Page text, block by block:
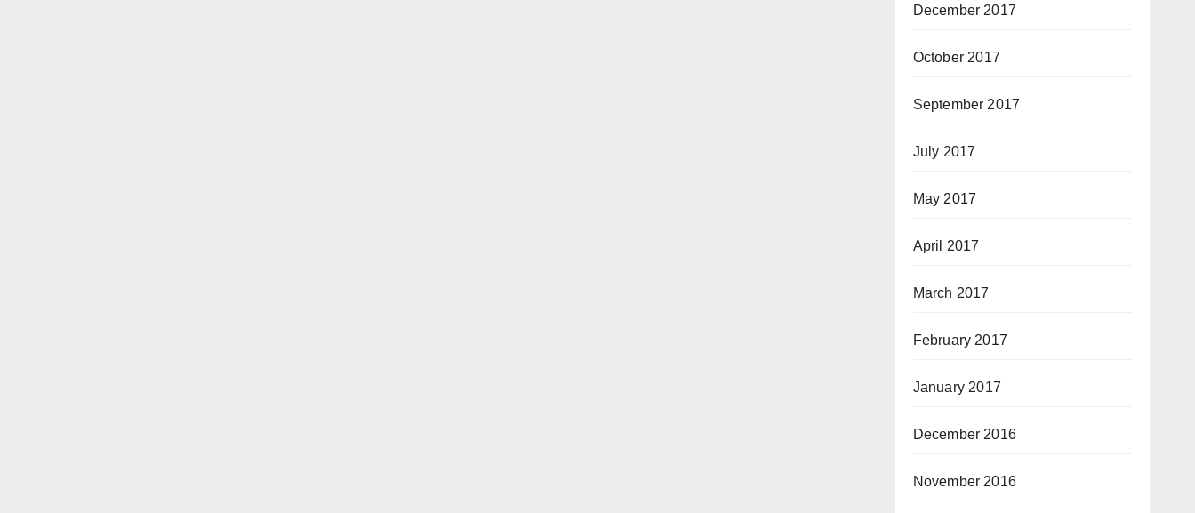
December 2017
October 2017
September 2017
July 2017
May 2017
April 2017
March 2017
February 2017
January 2017
December 2016
November 2016